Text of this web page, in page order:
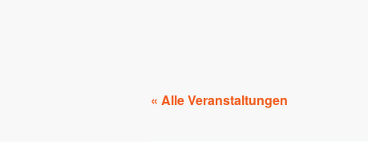
« Alle Veranstaltungen